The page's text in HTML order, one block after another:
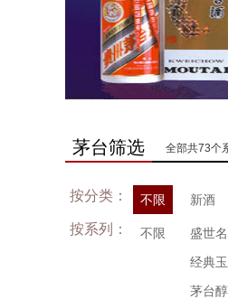
茅台筛选 全部共73个
按分类： 不限 新酒
按系列： 不限 盛世
经典
茅台醇